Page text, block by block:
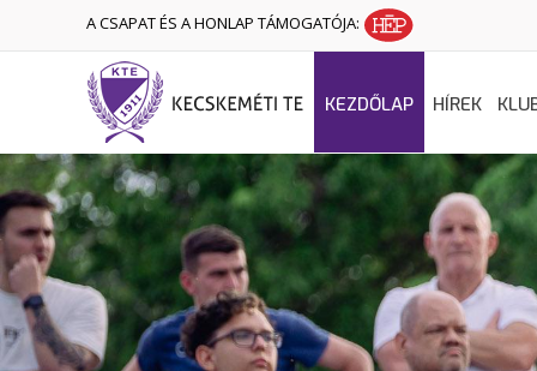
A CSAPAT ÉS A HONLAP TÁMOGATÓJA:
KEZDŐLAP HÍREK